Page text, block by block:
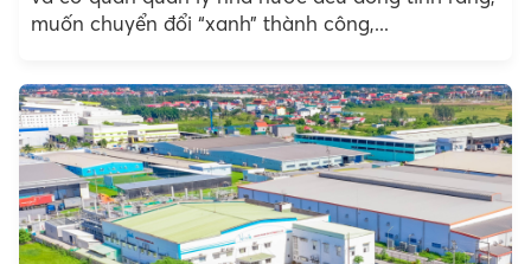
muốn chuyển đổi “xanh” thành công,...